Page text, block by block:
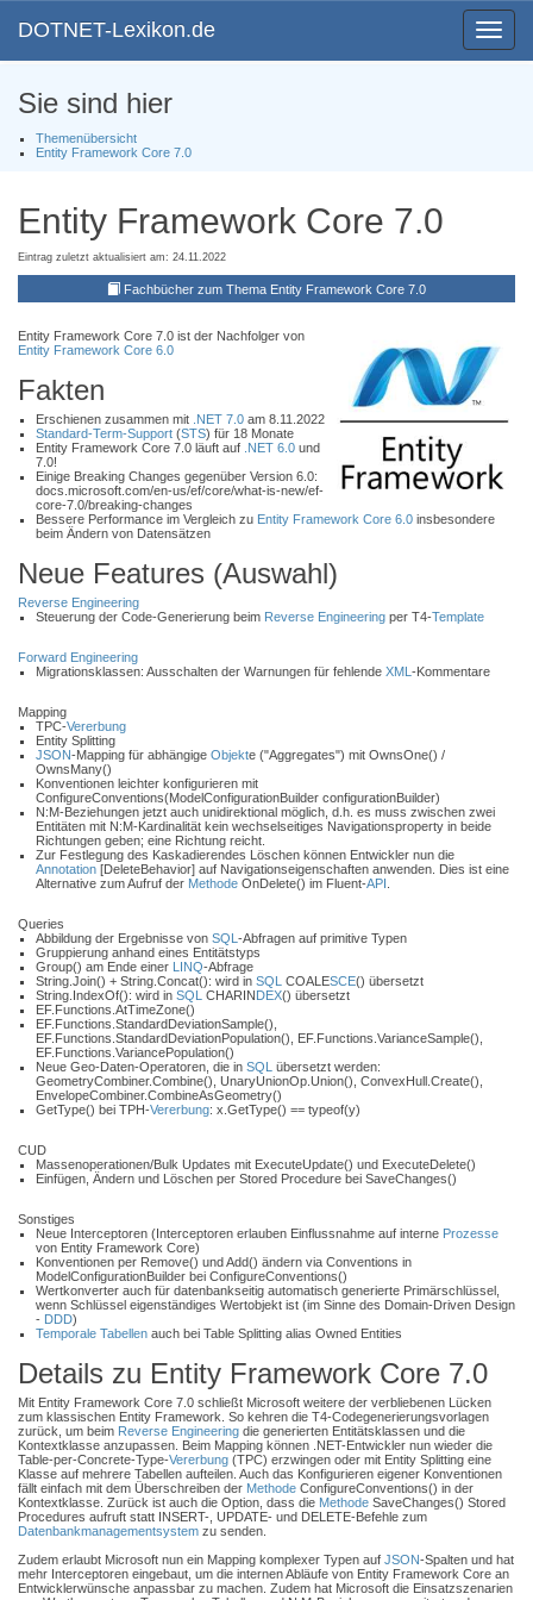
Toggle
DOTNET-Lexikon.de
Sie sind hier
Themenübersicht
Entity Framework Core 7.0
Entity Framework Core 7.0
Eintrag zuletzt aktualisiert am: 24.11.2022
Fachbücher zum Thema Entity Framework Core 7.0
Entity Framework Core 7.0 ist der Nachfolger von
Entity Framework Core 6.0
Fakten
Erschienen zusammen mit .NET 7.0 am 8.11.2022
Standard-Term-Support (STS) für 18 Monate
Entity Framework Core 7.0 läuft auf .NET 6.0 und
7.0!
Einige Breaking Changes gegenüber Version 6.0:
docs.microsoft.com/en-us/ef/core/what-is-new/ef-
core-7.0/breaking-changes
Bessere Performance im Vergleich zu Entity Framework Core 6.0 insbesondere
beim Ändern von Datensätzen
Neue Features (Auswahl)
Reverse Engineering
Steuerung der Code-Generierung beim Reverse Engineering per T4-Template
Forward Engineering
Migrationsklassen: Ausschalten der Warnungen für fehlende XML -Kommentare
Mapping
TPC-Vererbung
Entity Splitting
JSON-Mapping für abhängige Objekte ("Aggregates") mit OwnsOne() /
OwnsMany()
Konventionen leichter konfigurieren mit
ConfigureConventions(ModelConfigurationBuilder configurationBuilder)
N:M-Beziehungen jetzt auch unidirektional möglich, d.h. es muss zwischen zwei
Entitäten mit N:M-Kardinalität kein wechselseitiges Navigationsproperty in beide
Richtungen geben; eine Richtung reicht.
Zur Festlegung des Kaskadierendes Löschen können Entwickler nun die
Annotation [DeleteBehavior] auf Navigationseigenschaften anwenden. Dies ist eine
Alternative zum Aufruf der Methode OnDelete() im Fluent-API
Queries
Abbildung der Ergebnisse von SQL -Abfragen auf primitive Typen
Gruppierung anhand eines Entitätstyps
Group() am Ende einer LINQ-Abfrage
String.Join() + String.Concat(): wird in SQL COALESCE() übersetzt
String.IndexOf(): wird in SQL CHARINDEX() übersetzt
EF.Functions.AtTimeZone()
EF.Functions.StandardDeviationSample(),
EF.Functions.StandardDeviationPopulation(), EF.Functions.VarianceSample(),
EF.Functions.VariancePopulation()
Neue Geo-Daten-Operatoren, die in SQL übersetzt werden:
GeometryCombiner.Combine(), UnaryUnionOp.Union(), ConvexHull.Create(),
EnvelopeCombiner.CombineAsGeometry()
GetType() bei TPH-Vererbung: x.GetType() == typeof(y)
CUD
Massenoperationen/Bulk Updates mit ExecuteUpdate() und ExecuteDelete()
Einfügen, Ändern und Löschen per Stored Procedure bei SaveChanges()
Sonstiges
Neue Interceptoren (Interceptoren erlauben Einflussnahme auf interne Prozesse
von Entity Framework Core)
Konventionen per Remove() und Add() ändern via Conventions in
ModelConfigurationBuilder bei ConfigureConventions()
Wertkonverter auch für datenbankseitig automatisch generierte Primärschlüssel,
wenn Schlüssel eigenständiges Wertobjekt ist (im Sinne des Domain-Driven Design
- DDD)
Temporale Tabellen auch bei Table Splitting alias Owned Entities
Details zu Entity Framework Core 7.0
Mit Entity Framework Core 7.0 schließt Microsoft weitere der verbliebenen Lücken
zum klassischen Entity Framework. So kehren die T4-Codegenerierungsvorlagen
zurück, um beim Reverse Engineering die generierten Entitätsklassen und die
Kontextklasse anzupassen. Beim Mapping können .NET-Entwickler nun wieder die
Table-per-Concrete-Type-Vererbung (TPC) erzwingen oder mit Entity Splitting eine
Klasse auf mehrere Tabellen aufteilen. Auch das Konfigurieren eigener Konventionen
fällt einfach mit dem Überschreiben der Methode ConfigureConventions() in der
Kontextklasse. Zurück ist auch die Option, dass die Methode SaveChanges() Stored
Procedures aufruft statt INSERT-, UPDATE- und DELETE-Befehle zum
Datenbankmanagementsystem zu senden.
Zudem erlaubt Microsoft nun ein Mapping komplexer Typen auf JSON-Spalten und hat
mehr Interceptoren eingebaut, um die internen Abläufe von Entity Framework Core an
Entwicklerwünsche anpassbar zu machen. Zudem hat Microsoft die Einsatzszenarien